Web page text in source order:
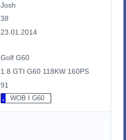
Josh
38
23.01.2014
Golf G60
1.8 GTI G60 118KW 160PS
91
WOB I G60